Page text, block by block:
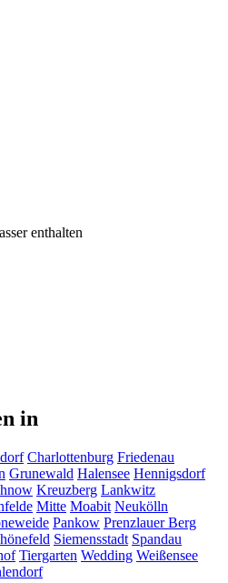
enthalten
in
Charlottenburg Friedenau
Grunewald Halensee Hennigsdorf
Kreuzberg Lankwitz
Mitte Moabit Neukölln
Pankow Prenzlauer Berg
Siemensstadt Spandau
Tiergarten Wedding Weißensee